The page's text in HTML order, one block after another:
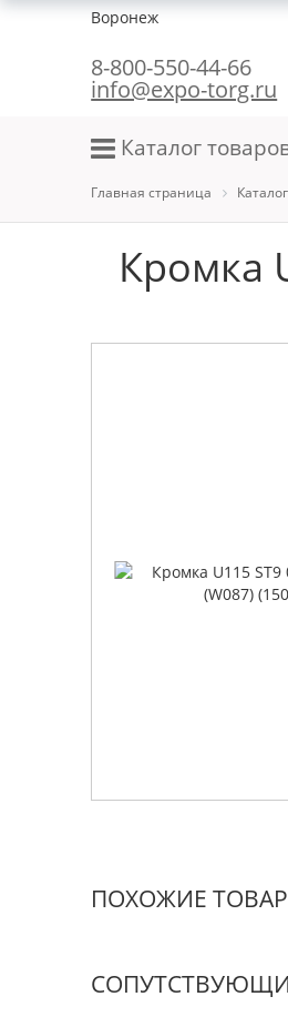
Воронеж
8-800-550-44-66
info@expo-torg.ru
Каталог
Главная страница
Кромка
ПОХОЖИЕ